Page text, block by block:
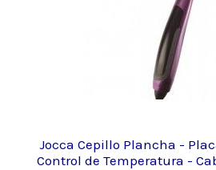
Jocca Cepillo Plancha -
Control de Temperatura -